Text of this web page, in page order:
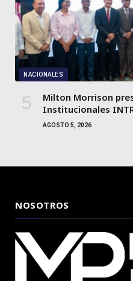
NACIONALES
Milton Morrison
Institucionales
AGOSTO 5, 2026
NOSOTROS